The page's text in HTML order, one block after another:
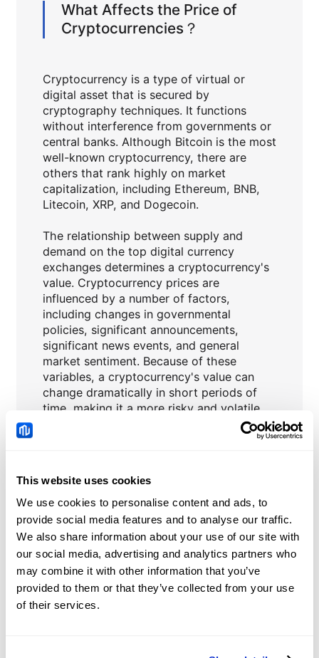
This website uses cookies
We use cookies to personalise content and ads, to
provide social media features and to analyse our traffic.
We also share information about your use of our site with
our social media, advertising and analytics partners who
may combine it with other information that you’ve
provided to them or that they’ve collected from your use
of their services.
What Affects the Price of
Cryptocurrencies？
Cryptocurrency is a type of virtual or
digital asset that is secured by
cryptography techniques. It functions
without interference from governments or
central banks. Although Bitcoin is the most
well-known cryptocurrency, there are
others that rank highly on market
capitalization, including Ethereum, BNB,
Litecoin, XRP, and Dogecoin.
The relationship between supply and
demand on the top digital currency
exchanges determines a cryptocurrency's
value. Cryptocurrency prices are
influenced by a number of factors,
including changes in governmental
policies, significant announcements,
significant news events, and general
market sentiment. Because of these
variables, a cryptocurrency's value can
change dramatically in short periods of
time, making it a more risky and volatile
APEUSD Nieuws
GBP/JPY Price Forecast:
Rebound holds above
200-day SMA